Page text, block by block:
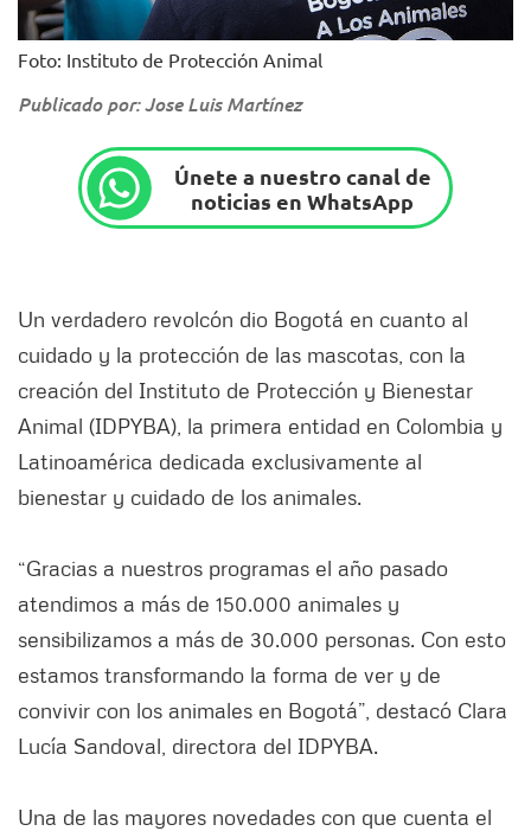
Foto: Instituto de Protección Animal
Publicado por: Jose Luis Martínez
Únete a nuestro canal de
noticias en WhatsApp
Un verdadero revolcón dio Bogotá en cuanto al
cuidado y la protección de las mascotas, con la
creación del Instituto de Protección y Bienestar
Animal (IDPYBA), la primera entidad en Colombia y
Latinoamérica dedicada exclusivamente al
bienestar y cuidado de los animales.
“Gracias a nuestros programas el año pasado
atendimos a más de 150.000 animales y
sensibilizamos a más de 30.000 personas. Con esto
estamos transformando la forma de ver y de
convivir con los animales en Bogotá”, destacó Clara
Lucía Sandoval, directora del IDPYBA.
Una de las mayores novedades con que cuenta el